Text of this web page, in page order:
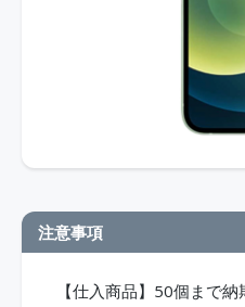
注意事項
【仕入商品】50個まで